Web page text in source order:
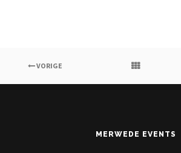
VORIGE
MERWEDE EVENTS